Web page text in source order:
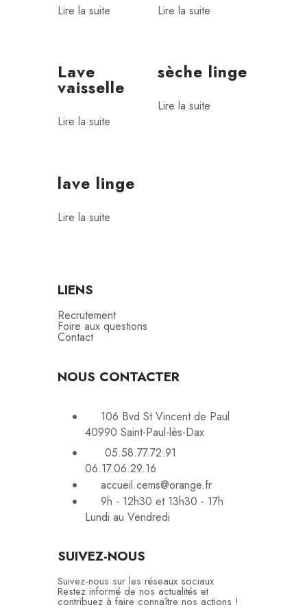
Lire la suite Lire la suite
Lave
vaisselle
Lire la suite
sèche linge
Lire la suite
lave linge
Lire la suite
LIENS
Recrutement
Foire aux questions
Contact
NOUS CONTACTER
106 Bvd St Vincent de Paul
40990 Saint-Paul-lès-Dax
05.58.77.72.91
06.17.06.29.16
accueil.cems@orange.fr
9h - 12h30 et 13h30 - 17h
Lundi au Vendredi
SUIVEZ-NOUS
Suivez-nous sur les réseaux sociaux
Restez informé de nos actualités et
contribuez à faire connaître nos actions !